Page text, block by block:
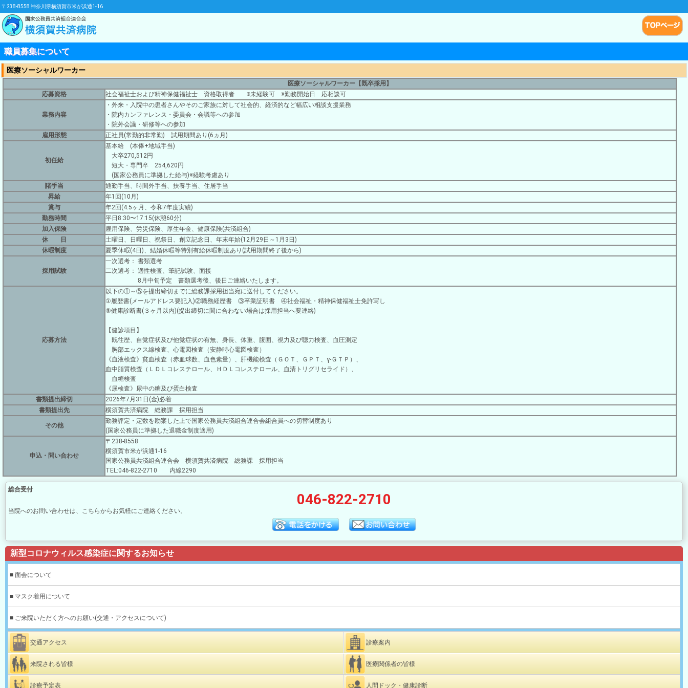
〒238-8558 神奈川県横須賀市米が浜通1-16
職員募集について
医療ソーシャルワーカー
医療ソーシャルワーカー【既卒採用】
応募資格
社会福祉士および精神保健福祉士 資格取得者 ※未経験可 ※勤務開始日 応相談可
業務内容
・外来・入院中の患者さんやそのご家族に対して社会的、経済的など幅広い相談支援業務
・院内カンファレンス・委員会・会議等への参加
・院外会議・研修等への参加
雇用形態
正社員(常勤的非常勤) 試用期間あり(6ヵ月)
初任給
基本給 (本俸+地域手当)
大卒270,512円
短大・専門卒 254,620円
(国家公務員に準拠した給与)※経験考慮あり
諸手当
通勤手当、時間外手当、扶養手当、住居手当
昇給
年1回(10月)
賞与
年2回(4.5ヶ月、令和7年度実績)
勤務時間
平日8:30〜17:15(休憩60分)
加入保険
雇用保険、労災保険、厚生年金、健康保険(共済組合)
休 日
土曜日、日曜日、祝祭日、創立記念日、年末年始(12月29日～1月3日)
休暇制度
夏季休暇(4日)、結婚休暇等特別有給休暇制度あり(試用期間終了後から)
採用試験
一次選考： 書類選考
二次選考： 適性検査、筆記試験、面接
8月中旬予定 書類選考後、後日ご連絡いたします。
応募方法
以下の①～⑤を提出締切までに総務課採用担当宛に送付してください。
①履歴書(メールアドレス要記入)②職務経歴書 ③卒業証明書 ④社会福祉・精神保健福祉士免許写し
⑤健康診断書(３ヶ月以内)(提出締切に間に合わない場合は採用担当へ要連絡)
【健診項目】
既往歴、自覚症状及び他覚症状の有無、身長、体重、腹囲、視力及び聴力検査、血圧測定
胸部エックス線検査、心電図検査（安静時心電図検査）
《血液検査》貧血検査（赤血球数、血色素量）、肝機能検査（ＧＯＴ、ＧＰＴ、γ-ＧＴＰ）、
血中脂質検査（ＬＤＬコレステロール、ＨＤＬコレステロール、血清トリグリセライド）、
血糖検査
《尿検査》尿中の糖及び蛋白検査
書類提出締切
2026年7月31日(金)必着
書類提出先
横須賀共済病院 総務課 採用担当
その他
勤務評定・定数を勘案した上で国家公務員共済組合連合会組合員への切替制度あり
(国家公務員に準拠した退職金制度適用)
申込・問い合わせ
〒238-8558
横須賀市米が浜通1-16
国家公務員共済組合連合会 横須賀共済病院 総務課 採用担当
TEL:046-822-2710 内線2290
総合受付
046-822-2710
当院へのお問い合わせは、こちらからお気軽にご連絡ください。
新型コロナウィルス感染症に関するお知らせ
■ 面会について
■ マスク着用について
■ ご来院いただく方へのお願い(交通・アクセスについて)
交通アクセス 診療案内
来院される皆様 医療関係者の皆様
診療予定表 人間ドック・健康診断